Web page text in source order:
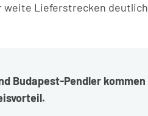
Lieferstrecken
Budapest-Pendler